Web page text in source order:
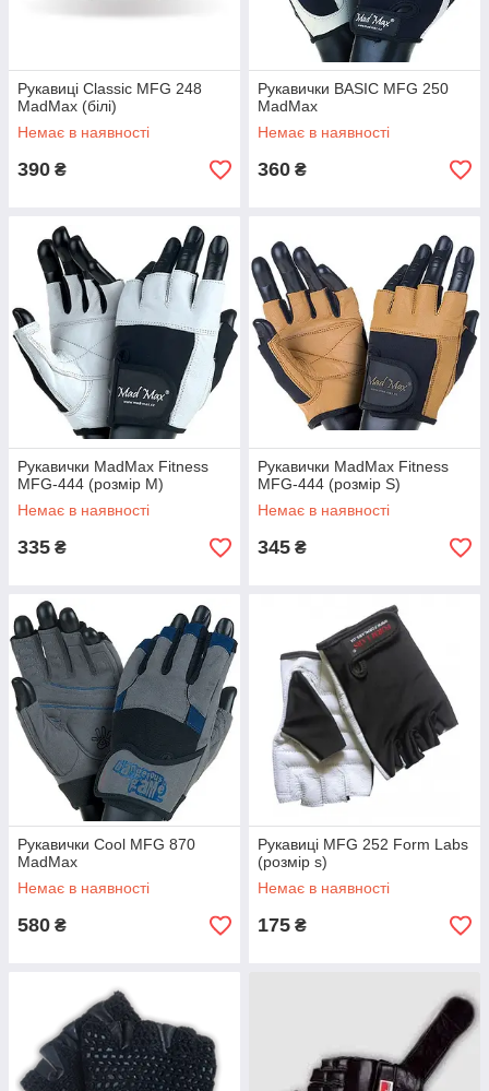
Рукавиці Classic MFG 248
MadMax (білі)
Немає в наявності
390 ₴
Рукавички BASIC MFG 250
MadMax
Немає в наявності
360 ₴
Рукавички MadMax Fitness
MFG-444 (розмір M)
Немає в наявності
335 ₴
Рукавички MadMax Fitness
MFG-444 (розмір S)
Немає в наявності
345 ₴
Рукавички Cool MFG 870
MadMax
Немає в наявності
580 ₴
Рукавиці MFG 252 Form Labs
(розмір s)
Немає в наявності
175 ₴